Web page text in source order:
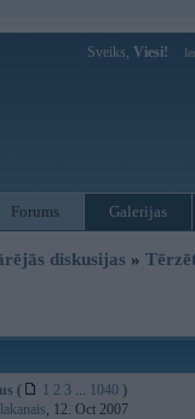
Sveiks, Viesi!
Forums Galerijas
diskusijas »
( 1 2 3 ... 1040 )
, 12. Oct 2007